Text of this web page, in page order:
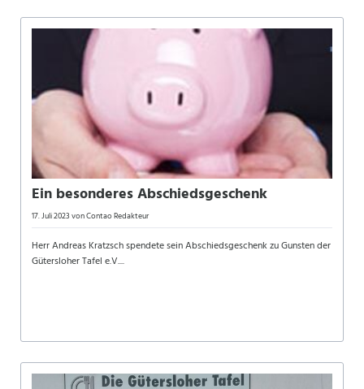
Ein besonderes Abschiedsgeschenk
17. Juli 2023von Contao Redakteur
Herr Andreas Kratzsch spendete sein Abschiedsgeschenk zu Gunsten der
Gütersloher Tafel e.V....